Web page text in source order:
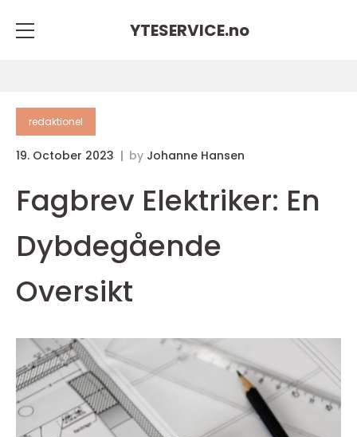
YTESERVICE.no
redaktionel
19. October 2023 by Johanne Hansen
Fagbrev Elektriker: En
Dybdegående
Oversikt